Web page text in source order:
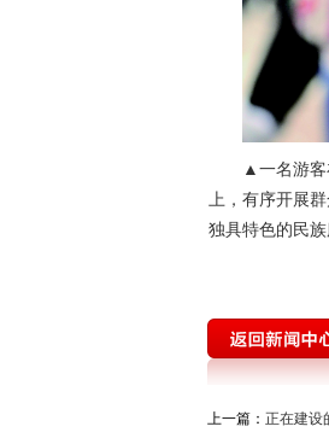
▲一名游客
上，有序开展
独具特色的民
上一篇： 正在建设